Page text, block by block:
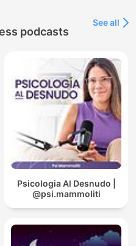
podcasts
See all
Psicologia Al Desnudo |
@psi.mammoliti